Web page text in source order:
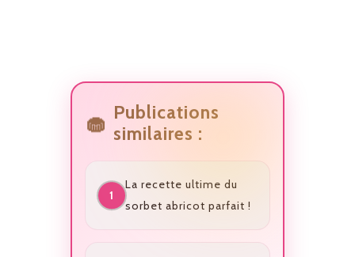
Publications
similaires :
La recette ultime du
sorbet abricot parfait !